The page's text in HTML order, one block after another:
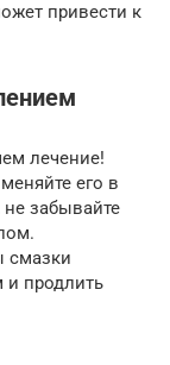
привести к
лечение!
его в
забывайте
смазки
и продлить